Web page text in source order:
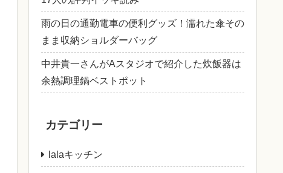
雨の日の通勤電車の便利グッズ！濡れた傘その
まま収納ショルダーバッグ
中井貴一さんがAスタジオで紹介した炊飯器は
余熱調理鍋ベストポット
カテゴリー
lalaキッチン